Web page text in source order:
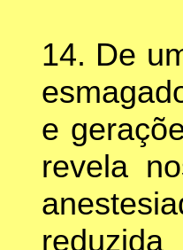
14. De
e
revela